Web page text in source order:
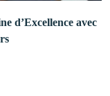
d’Excellence avec